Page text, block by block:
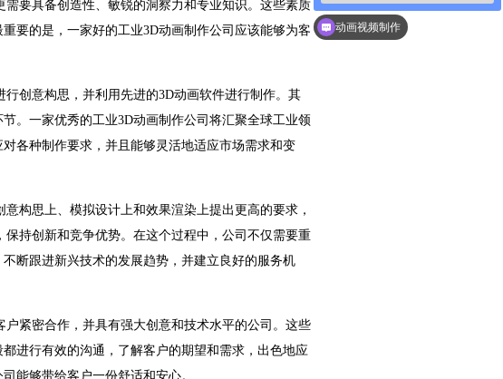
要具备创造性、敏锐的洞察力和专业知识。这些素质
要的是，一家好的工业3D动画制作公司应该能够为客
创意构思，并利用先进的3D动画软件进行制作。其
。一家优秀的工业3D动画制作公司将汇聚全球工业领
各种制作要求，并且能够灵活地适应市场需求和变
构思上、模拟设计上和效果渲染上提出更高的要求，
持创新和竞争优势。在这个过程中，公司不仅需要重
断跟进新兴技术的发展趋势，并建立良好的服务机
紧密合作，并具有强大创意和技术水平的公司。这些
进行有效的沟通，了解客户的期望和需求，出色地应
能够带给客户一份舒适和安心。
动画视频制作
你们是怎么收费的呢？